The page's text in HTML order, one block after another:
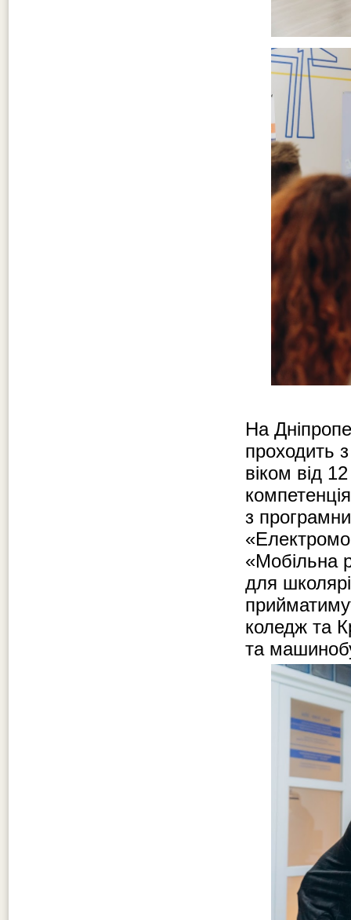
На
проходить
віком від
з
«Мобільна
для
коледж та
та